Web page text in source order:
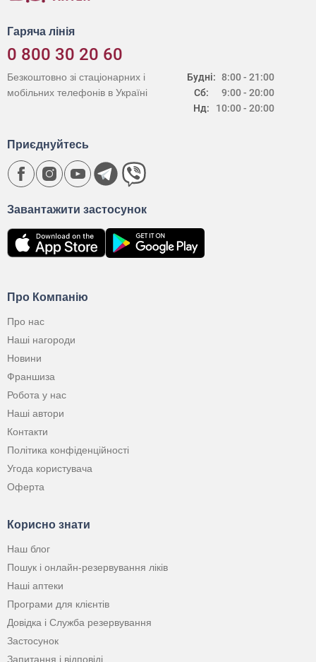
Гаряча лінія
0 800 30 20 60
Будні:
Сб:
Нд:
8:00 - 21:00
9:00 - 20:00
10:00 - 20:00
Безкоштовно зі стаціонарних і
мобільних телефонів в Україні
Про Компанію
Про нас
Наші нагороди
Новини
Франшиза
Робота у нас
Наші автори
Контакти
Політика конфіденційності
Угода користувача
Оферта
Корисно знати
Наш блог
Пошук і онлайн-резервування ліків
Наші аптеки
Програми для клієнтів
Довідка і Служба резервування
Застосунок
Запитання і відповіді
Завантажити застосунок
Приєднуйтесь